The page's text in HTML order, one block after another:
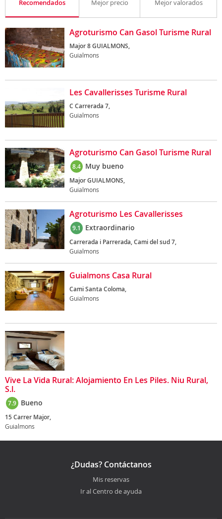
Recomendados Mejor precio Mejor valorados
Agroturismo Can Gasol Turisme Rural
Major 8 GUIALMONS,
Guialmons
Les Cavallerisses Turisme Rural
C Carrerada 7,
Guialmons
Agroturismo Can Gasol Turisme Rural
8.4 Muy bueno
Major GUIALMONS,
Guialmons
Agroturismo Les Cavallerisses
9.1 Extraordinario
Carrerada i Parrerada, Cami del sud 7,
Guialmons
Guialmons Casa Rural
Cami Santa Coloma,
Guialmons
Vive La Vida Rural: Alojamiento En Les Piles. Niu Rural,
S.l.
7.9 Bueno
15 Carrer Major,
Guialmons
¿Dudas? Contáctanos
Mis reservas
Ir al Centro de ayuda